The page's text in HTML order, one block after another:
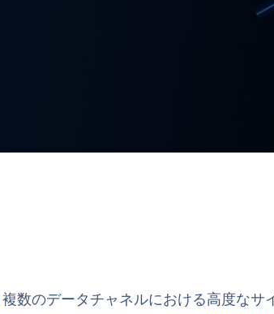
複数のデータチャネルにおける高度なサ